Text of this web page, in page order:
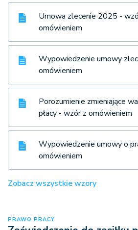
Umowa zlecenie 2025 -
omówieniem
Wypowiedzenie umowy
omówieniem
Porozumienie zmieniające
płacy - wzór z omówieniem
Wypowiedzenie umowy o
omówieniem
Zobacz wszystkie wzory
PRAWO PRACY